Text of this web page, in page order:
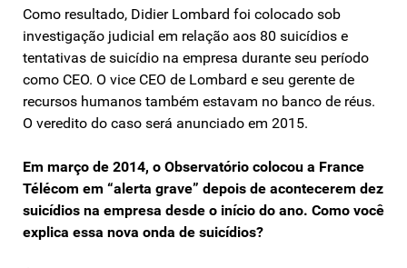
Como resultado, Didier Lombard foi colocado sob
investigação judicial em relação aos 80 suicídios e
tentativas de suicídio na empresa durante seu período
como CEO. O vice CEO de Lombard e seu gerente de
recursos humanos também estavam no banco de réus.
O veredito do caso será anunciado em 2015.
Em março de 2014, o Observatório colocou a France
Télécom em “alerta grave” depois de acontecerem dez
suicídios na empresa desde o início do ano. Como você
explica essa nova onda de suicídios?